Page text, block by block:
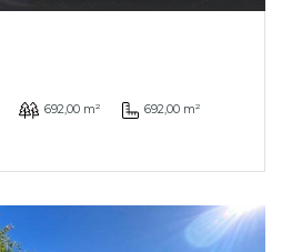
692,00 m²
692,00 m²